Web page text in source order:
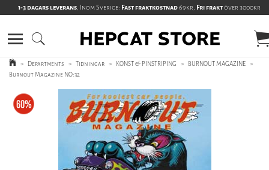
1-3 dagars leverans, Inom Sverige: Fast fraktkostnad69kr, Fri fraktöver 3000kr
> Departments > Tidningar > KONST & PINSTRIPING > BURNOUT MAGAZINE >
Burnout Magazine NO:32